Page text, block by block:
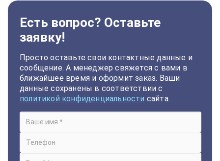
Есть вопрос? Оставьте
заявку!
Просто оставьте свои контактные данные и
сообщение. А менеджер свяжется с вами в
ближайшее время и оформит заказ. Ваши
данные сохранены в соответствии с
политикой конфиденциальности сайта.